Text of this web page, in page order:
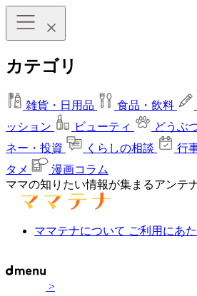
カテゴリ
雑貨・日用品 食品・飲料
ッション
ビューティ どうぶ
ネー・投資
くらしの相談 行
タメ
漫画コラム
ママの知りたい情報が集まるアンテ
ママテナについて ご利用にあ
>